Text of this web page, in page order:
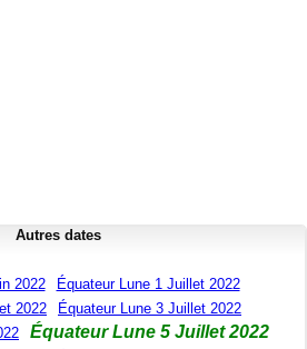
Autres dates
2022
Équateur Lune 1 Juillet 2022
2022
Équateur Lune 3 Juillet 2022
Équateur Lune 5 Juillet 2022